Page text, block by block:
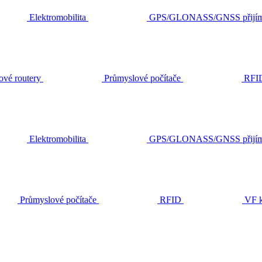
Elektromobilita GPS/GLONASS/GNSS
routery Průmyslové počítače
Elektromobilita GPS/GLONASS/GNSS
Průmyslové počítače RFID VF